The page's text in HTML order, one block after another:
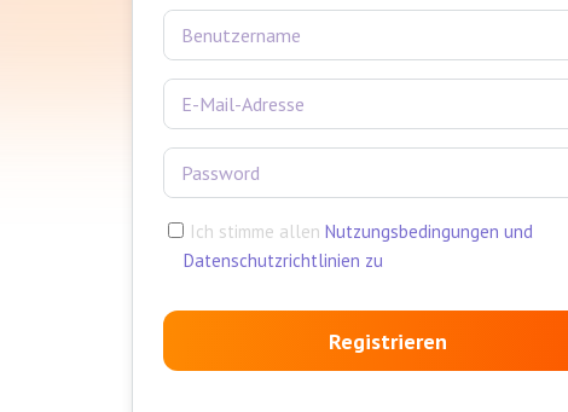
Ich stimme allen Nutzungsbedingungen und
Datenschutzrichtlinien zu
Registrieren